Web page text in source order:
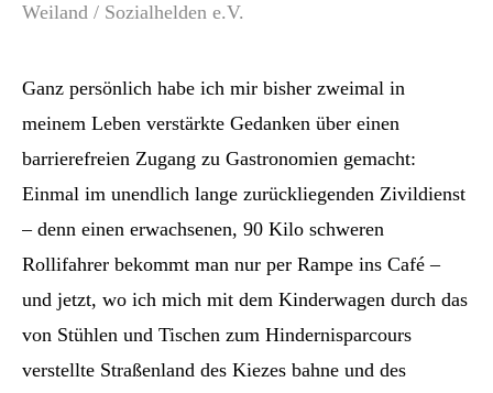
Weiland / Sozialhelden e.V.
Ganz persönlich habe ich mir bisher zweimal in
meinem Leben verstärkte Gedanken über einen
barrierefreien Zugang zu Gastronomien gemacht:
Einmal im unendlich lange zurückliegenden Zivildienst
– denn einen erwachsenen, 90 Kilo schweren
Rollifahrer bekommt man nur per Rampe ins Café –
und jetzt, wo ich mich mit dem Kinderwagen durch das
von Stühlen und Tischen zum Hindernisparcours
verstellte Straßenland des Kiezes bahne und des